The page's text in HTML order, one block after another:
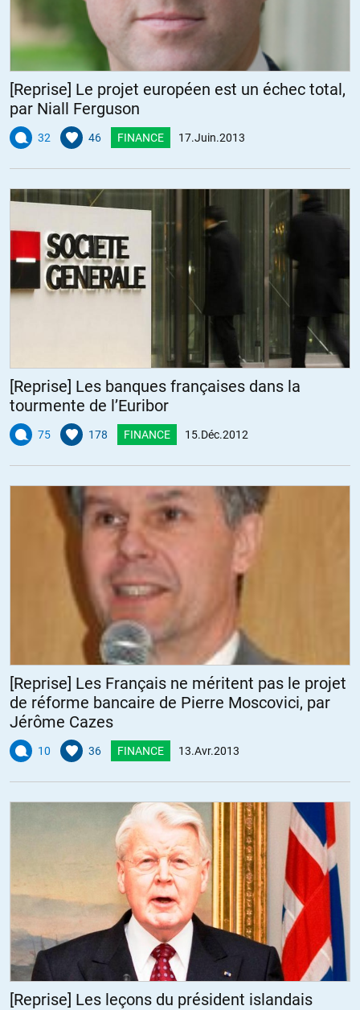
[Reprise] Le projet européen est un échec total,
par Niall Ferguson
32 46 FINANCE 17.Juin.2013
[Reprise] Les banques françaises dans la
tourmente de l’Euribor
75 178 FINANCE 15.Déc.2012
[Reprise] Les Français ne méritent pas le projet
de réforme bancaire de Pierre Moscovici, par
Jérôme Cazes
10 36 FINANCE 13.Avr.2013
[Reprise] Les leçons du président islandais